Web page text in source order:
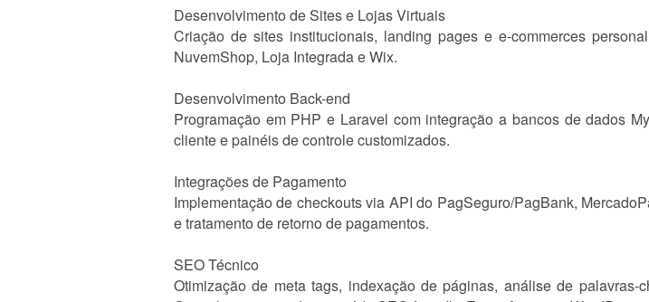
Desenvolvimento de Sites e Lojas Virtuais
Criação de sites institucionais, landing pages e e-commerces
NuvemShop, Loja Integrada e Wix.
Desenvolvimento Back-end
Programação em PHP e Laravel com integração a bancos de dados
cliente e painéis de controle customizados.
Integrações de Pagamento
Implementação de checkouts via API do PagSeguro/PagBank,
e tratamento de retorno de pagamentos.
SEO Técnico
Otimização de meta tags, indexação de páginas, análise de